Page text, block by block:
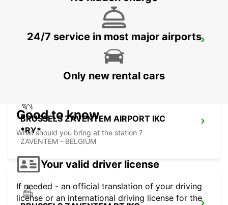
HASSELT IKC SWINNEN
BRUSSELS ZAVENTEM AIRPORT IKC
*RY*
ZAVENTEM - BELGIUM
24/7 service in most major airports
Only new rental cars
Good to know
What should you bring at the station ?
Your valid driver license
If needed - an official translation of your driving
license or an international driving license for the